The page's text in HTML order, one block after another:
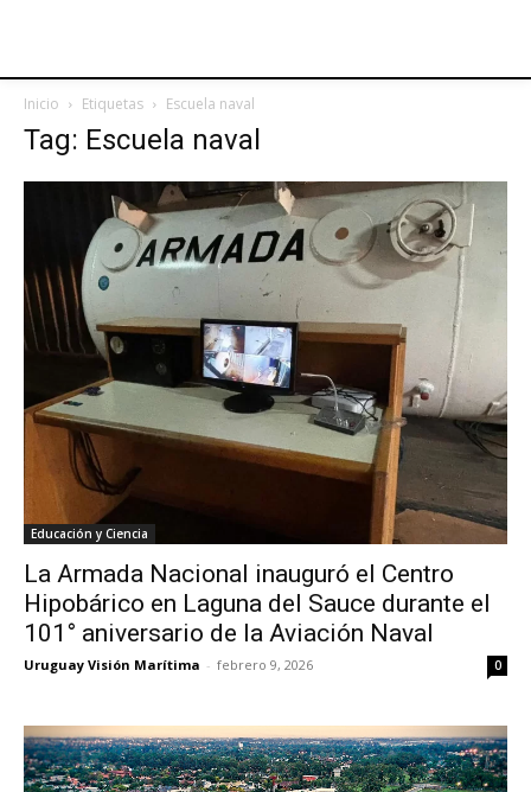
Inicio Etiquetas Escuela naval
Tag: Escuela naval
Educación y Ciencia
La Armada Nacional inauguró el Centro
Hipobárico en Laguna del Sauce durante el
101° aniversario de la Aviación Naval
Uruguay Visión Marítima - febrero 9, 2026 0